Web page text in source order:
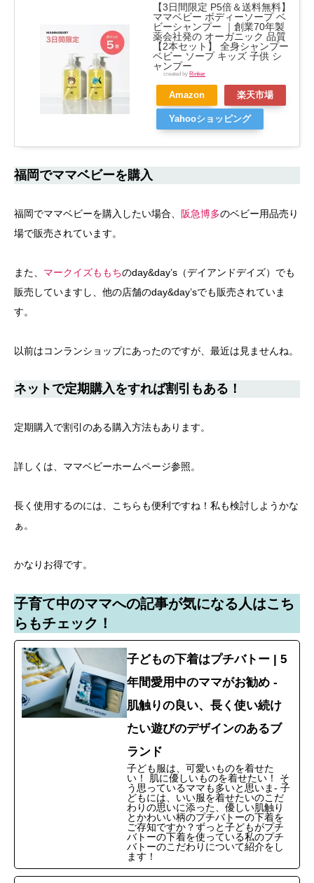
【3日間限定 P5倍＆送料無料】
ママベビー ボディーソープ ベ
ビーシャンプー ｜創業70年製
薬会社発の オーガニック 品質
【2本セット】 全身シャンプー
ベビー ソープ キッズ 子供 シ
ャンプー
created by Rinker
Amazon 楽天市場
Yahooショッピング
福岡でママベビーを購入
福岡でママベビーを購入したい場合、 阪急博多のベビー用品売り
場で販売されています。
また、 マークイズももちのday&day’s（デイアンドデイズ）でも
販売していますし、他の店舗のday&day’sでも販売されていま
す。
以前はコンランショップにあったのですが、最近は見ませんね。
ネットで定期購入をすれば割引もある！
定期購入で割引のある購入方法もあります。
詳しくは、ママベビーホームページ参照。
長く使用するのには、こちらも便利ですね！私も検討しようかな
ぁ。
かなりお得です。
子育て中のママへの記事が気になる人はこち
らもチェック！
子どもの下着はプチバトー | 5
年間愛用中のママがお勧め -
肌触りの良い、長く使い続け
たい遊びのデザインのあるブ
ランド
子ども服は、可愛いものを着せた
い！ 肌に優しいものを着せたい！ そ
う思っているママも多いと思いま- 子
どもには、いい服を着せたいのこだ
わりの思いに添った、優しい肌触り
とかわいい柄のプチバトーの下着を
ご存知ですか？ずっと子どもがプチ
バトーの下着を使っている私のプチ
バトーのこだわりについて紹介をし
ます！